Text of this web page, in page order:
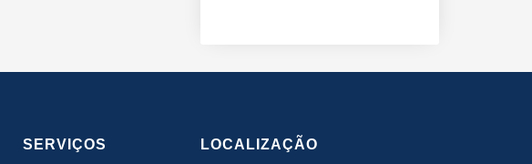
SERVIÇOS LOCALIZAÇÃO